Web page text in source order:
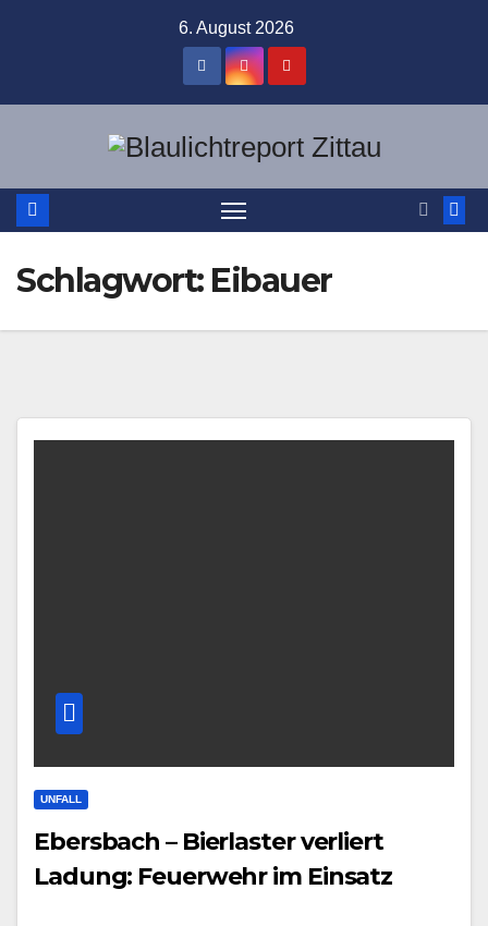
6. August 2026
Schlagwort: Eibauer
UNFALL
Ebersbach – Bierlaster verliert
Ladung: Feuerwehr im Einsatz